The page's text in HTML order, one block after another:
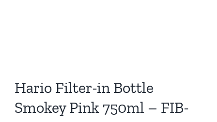
Hario Filter-in Bottle
Smokey Pink 750ml – FIB-